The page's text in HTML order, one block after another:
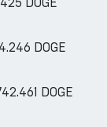
DOGE
DOGE